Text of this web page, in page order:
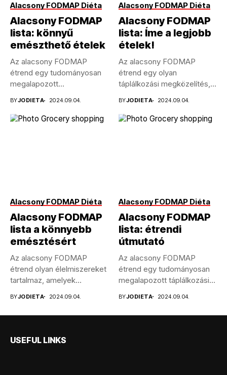
Alacsony FODMAP Diéta
Alacsony FODMAP
lista: könnyű
emészthető ételek
Az alacsony FODMAP
étrend egy tudományosan
megalapozott
emésztőrendszeri...
BYJODIETA 2024.09.04.
Alacsony FODMAP Diéta
Alacsony FODMAP
lista: Íme a legjobb
ételek!
Az alacsony FODMAP
étrend egy olyan
táplálkozási megközelítés,
BYJODIETA 2024.09.04.
Alacsony FODMAP Diéta
Alacsony FODMAP
lista a könnyebb
emésztésért
Az alacsony FODMAP
étrend olyan élelmiszereket
tartalmaz, amelyek
fermentálható...
BYJODIETA 2024.09.04.
Alacsony FODMAP Diéta
Alacsony FODMAP
lista: étrendi
útmutató
Az alacsony FODMAP
étrend egy tudományosan
megalapozott táplálkozási
BYJODIETA 2024.09.04.
USEFUL LINKS